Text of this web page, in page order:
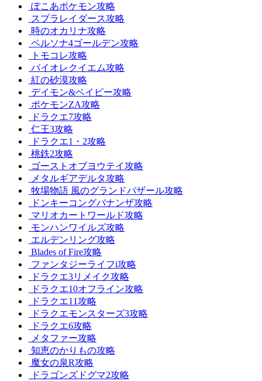
ぽこあポケモン攻略
スプラレイダース攻略
時のオカリナ攻略
ペルソナ4ゴールデン攻略
トモコレ攻略
バイオレクイエム攻略
紅の砂漠攻略
デイモン&ベイビー攻略
ポケモンZA攻略
ドラクエ7攻略
仁王3攻略
ドラクエ1・2攻略
桃鉄2攻略
ゴーストオブヨウテイ攻略
メタルギアデルタ攻略
牧場物語 風のグランドバザール攻略
ドンキーコングバナンザ攻略
マリオカートワールド攻略
モンハンワイルズ攻略
エルデンリング攻略
Blades of Fire攻略
ファンタジーライフi攻略
ドラクエ3リメイク攻略
ドラクエ10オフライン攻略
ドラクエ11攻略
ドラクエモンスターズ3攻略
ドラクエ6攻略
メタファー攻略
知恵のかりもの攻略
魔女の泉R攻略
ドラゴンズドグマ2攻略